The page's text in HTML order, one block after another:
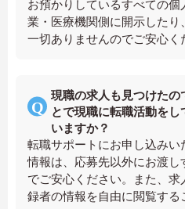
お預かりしているすべての
業・医療機関側に開示した
一切ありませんのでご安心く
現職の求人も見つけたの
とで現職に転職活動を
いますか？
転職サポートにお申し込みい
情報は、応募先以外にお渡
でご安心ください。また、
録者の情報を自由に閲覧する